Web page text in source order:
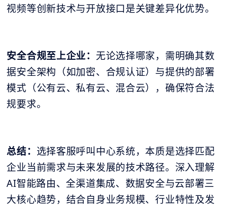
视频等创新技术与开放接口是关键差异化优势。
安全合规至上企业： 无论选择哪家，需明确其数
据安全架构（如加密、合规认证）与提供的部署
模式（公有云、私有云、混合云），确保符合法
规要求。
总结： 选择客服呼叫中心系统，本质是选择匹配
企业当前需求与未来发展的技术路径。深入理解
AI智能路由、全渠道集成、数据安全与云部署三
大核心趋势，结合自身业务规模、行业特性及发